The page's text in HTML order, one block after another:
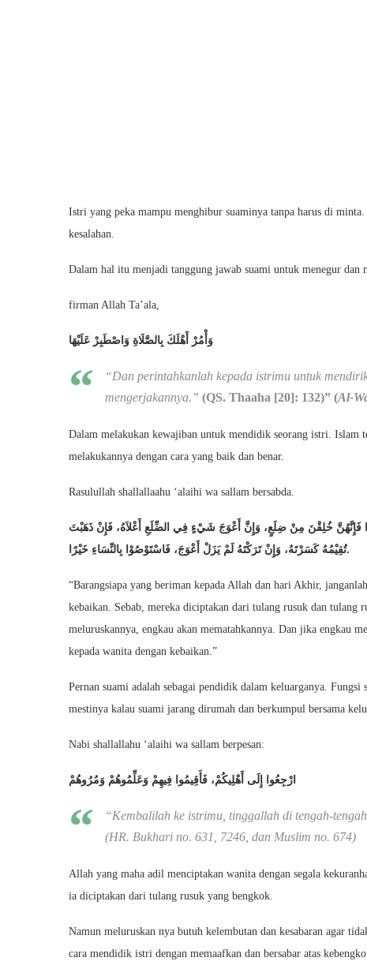
Istri yang peka mampu menghibur suaminya tanpa harus di
kesalahan.
Dalam hal itu menjadi tanggung jawab suami untuk menegur
firman Allah Ta’ala,
وَأْمُرْ أَهْلَكَ بِالصَّلَاةِ وَاصْطَبِرْ عَلَيْهَا
“Dan perintahkanlah kepada istrimu untuk
mengerjakannya.” (QS. Thaaha [20]: 132)” (Al-
Dalam melakukan kewajiban untuk mendidik seorang istri. Islam
melakukannya dengan cara yang baik dan benar.
Rasulullah shallallaahu ‘alaihi wa sallam bersabda.
فَإِنَّهُنَّ خُلِقْنَ مِنْ ضِلَعٍ، وَإِنَّ أَعْوَجَ شَيْءٍ فِي الضِّلَعِ أَعْلاَهُ، فَإِنْ ذَهَبْتَ
تُقِيْمُهُ كَسَرْتَهُ، وَإِنْ تَرَكْتَهُ لَمْ يَزَلْ أَعْوَجَ، فَاسْتَوْصُوْا بِالنِّسَاءِ خَيْرًا.
“Barangsiapa yang beriman kepada Allah dan hari Akhir,
kebaikan. Sebab, mereka diciptakan dari tulang rusuk dan tulang
meluruskannya, engkau akan mematahkannya. Dan jika engkau
kepada wanita dengan kebaikan.”
Pernan suami adalah sebagai pendidik dalam keluarganya.
mestinya kalau suami jarang dirumah dan berkumpul bersama
Nabi shallallahu ‘alaihi wa sallam berpesan:
ارْجِعُوا إِلَى أَهْلِيكُمْ، فَأَقِيمُوا فِيهِمْ وَعَلِّمُوهُمْ وَمُرُوهُمْ
“Kembalilah ke istrimu, tinggallah di tengah-
(HR. Bukhari no. 631, 7246, dan Muslim no. 674)
Allah yang maha adil menciptakan wanita dengan segala
ia diciptakan dari tulang rusuk yang bengkok.
Namun meluruskan nya butuh kelembutan dan kesabaran agar
cara mendidik istri dengan memaafkan dan bersabar atas